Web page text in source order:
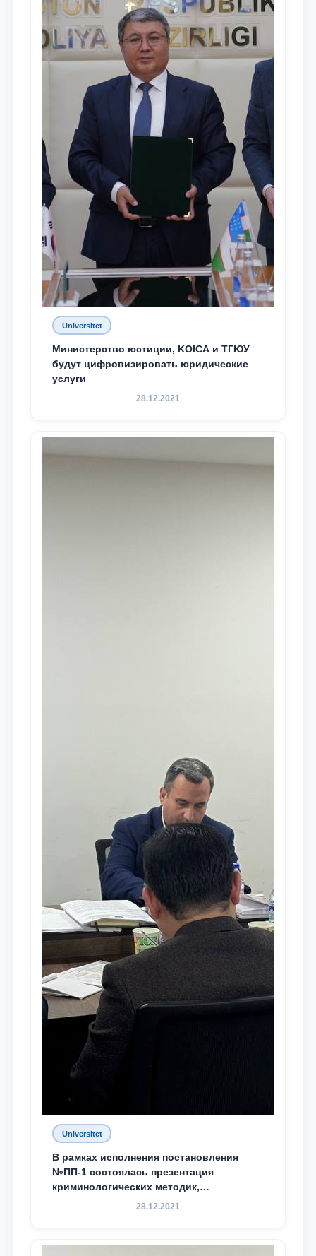
Universitet
Министерство юстиции, KOICA и ТГЮУ
будут цифровизировать юридические
услуги
28.12.2021
Universitet
В рамках исполнения постановления
№ПП-1 состоялась презентация
криминологических методик,
разработанных ТГЮУ
28.12.2021